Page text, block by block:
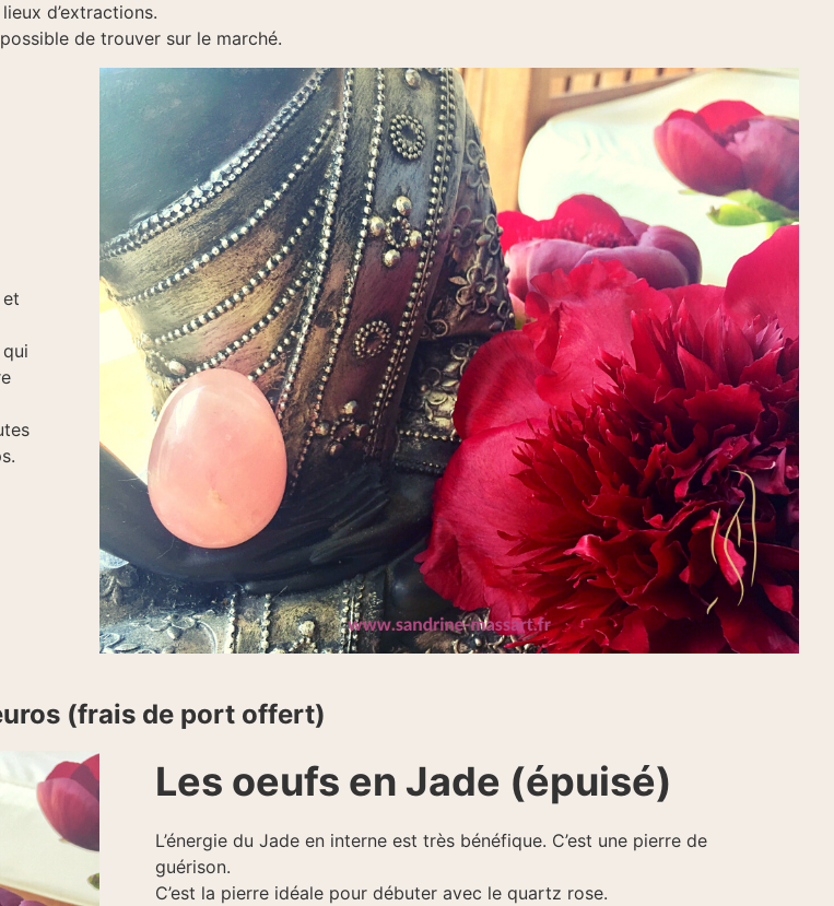
d’extractions.
de trouver sur le marché.
(frais de port offert)
Les oeufs en Jade (épuisé)
L’énergie du Jade en interne est très bénéfique. C’est une pierre de
guérison.
C’est la pierre idéale pour débuter avec le quartz rose.